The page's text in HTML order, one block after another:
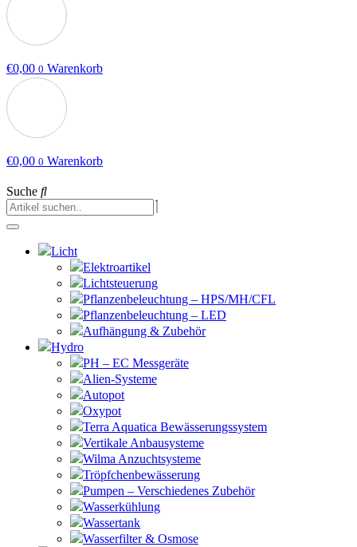
€0,00 0 Warenkorb
€0,00 0 Warenkorb
Suche
Licht
Elektroartikel
Lichtsteuerung
Pflanzenbeleuchtung – HPS/MH/CFL
Pflanzenbeleuchtung – LED
Aufhängung & Zubehör
Hydro
PH – EC Messgeräte
Alien-Systeme
Autopot
Oxypot
Terra Aquatica Bewässerungssystem
Vertikale Anbausysteme
Wilma Anzuchtsysteme
Tröpfchenbewässerung
Pumpen – Verschiedenes Zubehör
Wasserkühlung
Wassertank
Wasserfilter & Osmose